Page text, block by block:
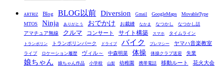
ゴ
リ
ー
ARTRIZ Blog BLOG以前 Diversion Gmail GoogleMaps
MovableType
MTOS
Ninja ありがとう おでかけ お裁縫 なかま なつかし なつかし話
アマチュア無線 クルマ コンサート サイト構築 スマホ タイムライン
トランポリン トランポリンパーク ドライブ バイク プレマシー ヤマハ音楽教室
ライブ ロケーション履歴 ヴィル～ 中森明菜 体操 体操クラブ送迎 失業
娘ちゃん 娘ちゃん作品 小学校 山梨 幼稚園 携帯電話 移動ルート 花火大会